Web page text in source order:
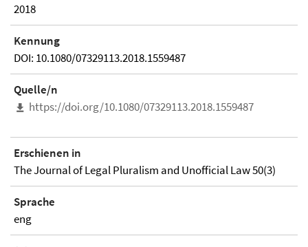
2018
Kennung
DOI: 10.1080/07329113.2018.1559487
Quelle/n
https://doi.org/10.1080/07329113.2018.1559487
Erschienen in
The Journal of Legal Pluralism and Unofficial Law 50(3)
Sprache
eng